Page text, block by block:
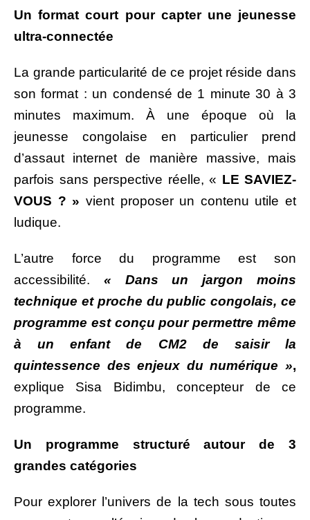
Un format court pour capter une jeunesse
ultra-connectée
La grande particularité de ce projet réside dans
son format : un condensé de 1 minute 30 à 3
minutes maximum. À une époque où la
jeunesse congolaise en particulier prend
d’assaut internet de manière massive, mais
parfois sans perspective réelle, « LE SAVIEZ-
VOUS ? » vient proposer un contenu utile et
ludique.
L’autre force du programme est son
accessibilité. « Dans un jargon moins
technique et proche du public congolais, ce
programme est conçu pour permettre même
à un enfant de CM2 de saisir la
quintessence des enjeux du numérique »,
explique Sisa Bidimbu, concepteur de ce
programme.
Un programme structuré autour de 3
grandes catégories
Pour explorer l’univers de la tech sous toutes